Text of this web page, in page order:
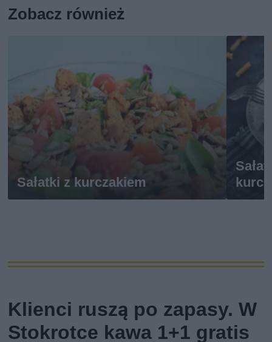
Zobacz również
Sałatki z kurczakiem
Klienci ruszą po zapasy. W
Stokrotce kawa 1+1 gratis